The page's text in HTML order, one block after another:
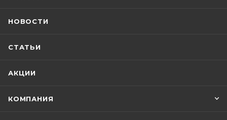
НОВОСТИ
СТАТЬИ
АКЦИИ
КОМПАНИЯ